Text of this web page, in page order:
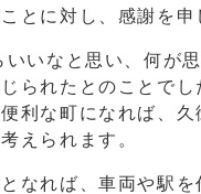
とに対し、感謝を申
いなと思い、何が
られたとのことで
利な町になれば、
えられます。
なれば、車両や駅